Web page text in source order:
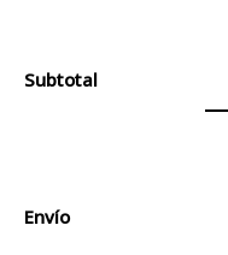
Subtotal
Envío